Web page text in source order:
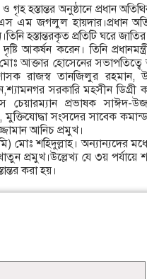
হস্তান্তর অনুষ্ঠানে প্রধান
এম জগলুল হায়দার।প্রধান
হস্তান্তরকৃত প্রতিটি ঘরে
আকর্ষন করেন। তিনি
আক্তার হোসেনের সভাপতিত্বে
রাজস্ব তানজিলুর রহমান,
সরকারি মহসীন ডিগ্রী
প্রভাষক সাঈদ-
সংসদের সাবেক
আনিচ প্রমুখ।
মোঃ শহিদুল্লাহ। অন্যান্যদের
প্রমুখ।উল্লেখ্য যে ৩য় পর্যায়ে
করা হয়।